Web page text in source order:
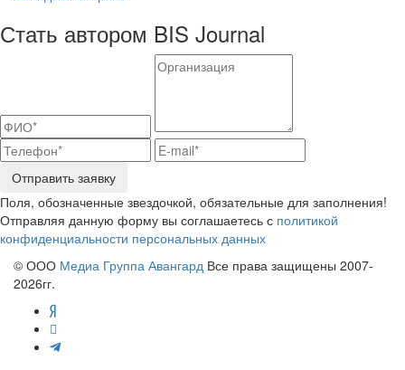
Стать автором BIS Journal
Отправить заявку
Поля, обозначенные звездочкой, обязательные для заполнения!
Отправляя данную форму вы соглашаетесь с политикой
конфиденциальности персональных данных
© ООО Медиа Группа Авангард Все права защищены 2007-
2026гг.